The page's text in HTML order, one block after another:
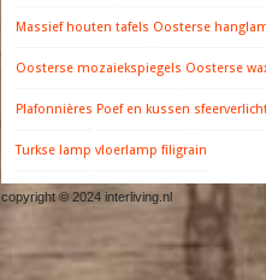
Massief houten tafels Oosterse
Oosterse mozaiekspiegels Oosterse
Plafonnières Poef en kussen
Turkse lamp vloerlamp filigrain
copyright © 2024 interliving.nl